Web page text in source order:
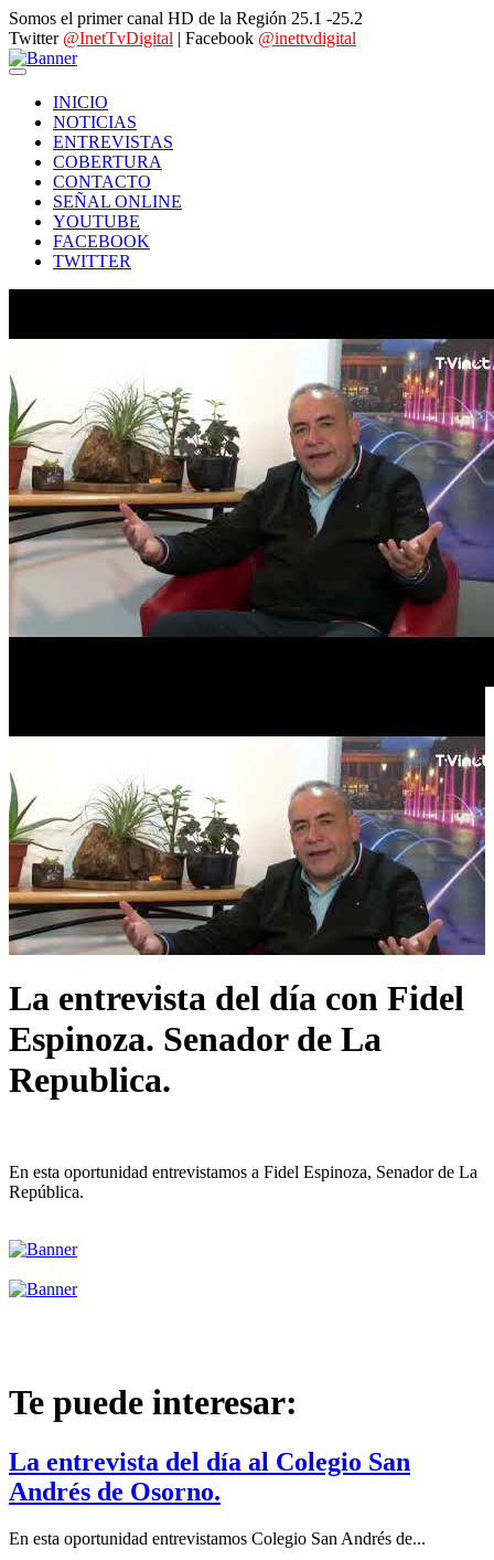
Somos el primer canal HD de la Región 25.1 -25.2
Twitter @InetTvDigital | Facebook @inettvdigital
INICIO
NOTICIAS
ENTREVISTAS
COBERTURA
CONTACTO
SEÑAL ONLINE
YOUTUBE
FACEBOOK
TWITTER
La entrevista del día con Fidel
Espinoza. Senador de La
Republica.
En esta oportunidad entrevistamos a Fidel Espinoza, Senador de La
República.
Te puede interesar:
La entrevista del día al Colegio San
Andrés de Osorno.
En esta oportunidad entrevistamos Colegio San Andrés de...